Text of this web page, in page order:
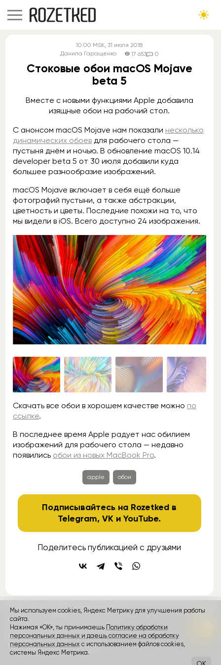
10:00 MSK, 31 июля 2018
Данила Гаращенко
17 653 0
Стоковые обои macOS Mojave
beta 5
Вместе с новыми функциями Apple добавила
изящные обои на рабочий стол.
С анонсом macOS Mojave нам показали несколько
динамических обоев для рабочего стола —
пустыня днём и ночью. В обновление macOS 10.14
developer beta 5 от 30 июля добавили куда
большее разнообразие изображений.
macOS Mojave включает в себя ещё больше
фотографий пустыни, а также абстракции,
цветность и цветы. Последние похожи на то, что
мы видели в iOS. Всего доступно 24 изображения.
Скачать все обои в хорошем качестве можно по
ссылке.
В последнее время Apple радует нас обилием
изображений для рабочего стола — недавно
появились обои из новых MacBook Pro.
apple обои
Подписывайтесь на Rozetked в
Telegram,VK иYouTube.
Поделитесь публикацией с друзьями
контакты
Rozetked © 2026
Пользовательское соглашение
Мы используем cookies, Яндекс Метрику для улучшения работы
сайта.
Нажимая «ОК», ты принимаешь Политику обработки
персональных данных и даешь согласие на обработку
персональных данных с использованием файлов cookies,
системы Яндекс Метрика.